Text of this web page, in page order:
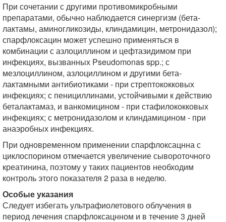
При сочетании с другими противомикробными
препаратами, обычно наблюдается синергизм (бета-
лактамы, аминогликозиды, клиндамицин, метронидазол);
спарфлоксацин может успешно применяться в
комбинации с азлоциллином и цефтазидимом при
инфекциях, вызванных Pseudomonas spp.; с
мезлоциллином, азлоциллином и другими бета-
лактамными антибиотиками - при стрептококковых
инфекциях; с пенициллинами, устойчивыми к действию
беталактамаз, и ванкомицином - при стафилококковых
инфекциях; с метронидазолом и клиндамицином - при
анаэробных инфекциях.
При одновременном применении спарфлоксацнна с
циклоспорином отмечается увеличение сывороточного
креатинина, поэтому у таких пациентов необходим
контроль этого показателя 2 раза в неделю.
Особые указания
Следует избегать ультрафиолетового облучения в
период лечения спарфлоксацнном и в течение 3 дней